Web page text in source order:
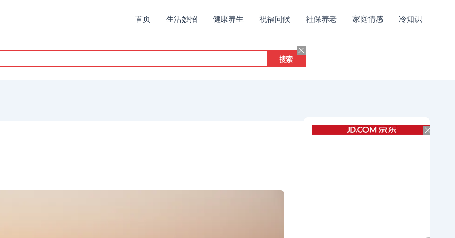
首页 生活妙招 健康养生 祝福问候 社保养老 家庭情感 冷知识